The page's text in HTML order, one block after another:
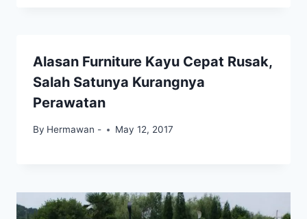
Alasan Furniture Kayu Cepat Rusak,
Salah Satunya Kurangnya
Perawatan
By Hermawan - May 12, 2017